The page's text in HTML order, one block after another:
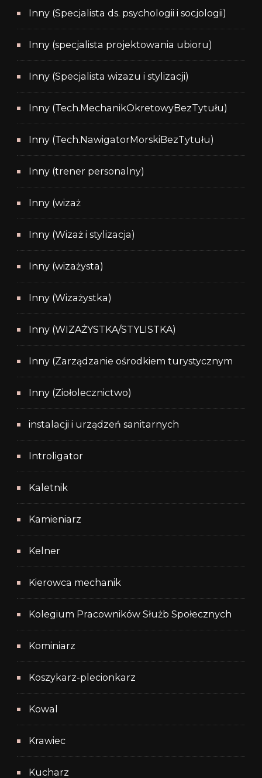
Inny (Specjalista ds. psychologii i socjologii)
Inny (specjalista projektowania ubioru)
Inny (Specjalista wizazu i stylizacji)
Inny (Tech.MechanikOkretowyBezTytułu)
Inny (Tech.NawigatorMorskiBezTytułu)
Inny (trener personalny)
Inny (wizaż
Inny (Wizaż i stylizacja)
Inny (wizażysta)
Inny (Wizażystka)
Inny (WIZAŻYSTKA/STYLISTKA)
Inny (Zarządzanie ośrodkiem turystycznym
Inny (Ziołolecznictwo)
instalacji i urządzeń sanitarnych
Introligator
Kaletnik
Kamieniarz
Kelner
Kierowca mechanik
Kolegium Pracowników Służb Społecznych
Kominiarz
Koszykarz-plecionkarz
Kowal
Krawiec
Kucharz